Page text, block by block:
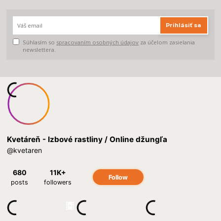
Prihlásiť sa
Súhlasím so spracovaním osobných údajov za účelom zasielania
newslettera.